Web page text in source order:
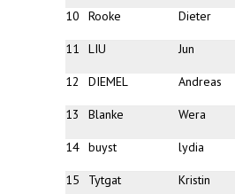
10
Rooke Dieter
11 LIU Jun
12 DIEMEL Andreas
13 Blanke Wera
14 buyst lydia
15 Tytgat Kristin